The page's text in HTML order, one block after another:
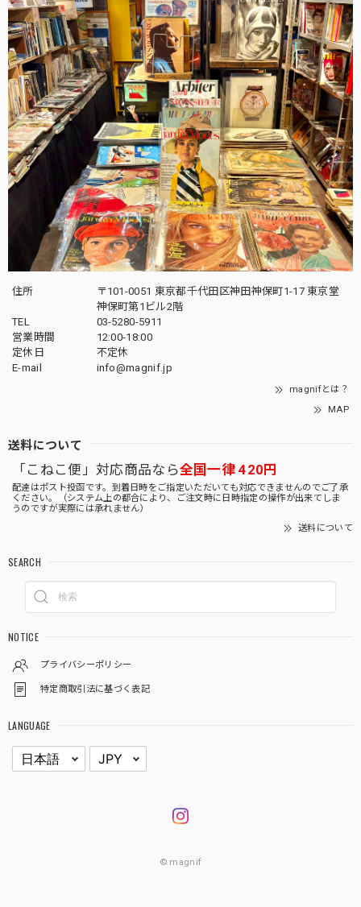
住所
〒101-0051 東京都千代田区神田神保町1-17 東京堂
神保町第1ビル2階
TEL
03-5280-5911
営業時間
12:00-18:00
定休日
不定休
E-mail
info@magnif.jp
magnifとは？
MAP
送料について
「こねこ便」対応商品なら全国一律 420円
配達はポスト投函です。到着日時をご指定いただいても対応できませんのでご了承
ください。（システム上の都合により、ご注文時に日時指定の操作が出来てしま
うのですが実際には承れません）
送料について
SEARCH
NOTICE
プライバシーポリシー
特定商取引法に基づく表記
LANGUAGE
© magnif